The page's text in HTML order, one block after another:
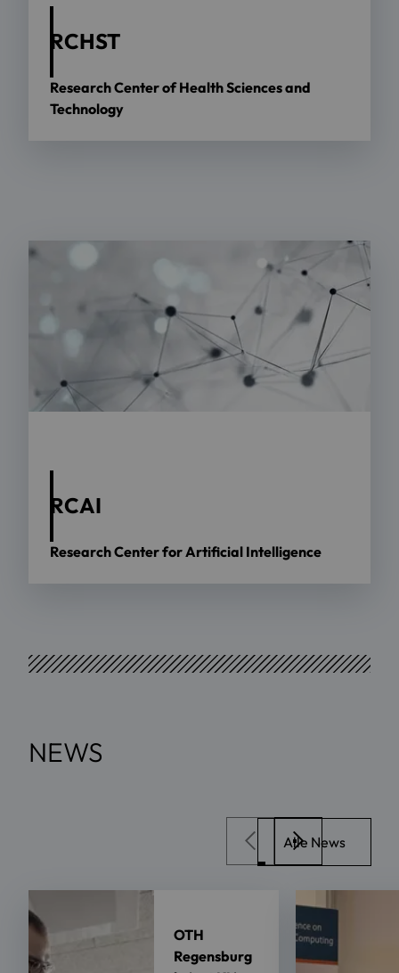
RCHST
Research Center of Health Sciences and
Technology
RCAI
Research Center for Artificial Intelligence
NEWS
Alle News
OTH
Regensburg